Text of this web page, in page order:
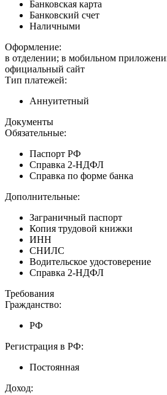
Банковская карта
Банковский счет
Наличными
Оформление:
в отделении; в мобильном
официальный сайт
Тип платежей:
Аннуитетный
Документы
Обязательные:
Паспорт РФ
Справка 2-НДФЛ
Справка по форме банка
Дополнительные:
Заграничный паспорт
Копия трудовой книжки
ИНН
СНИЛС
Водительское удостоверение
Справка 2-НДФЛ
Требования
Гражданство:
РФ
Регистрация в РФ:
Постоянная
Доход: